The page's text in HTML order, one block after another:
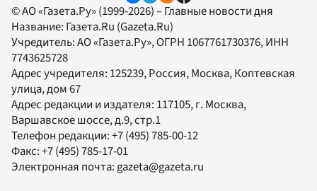
© АО «Газета.Ру» (1999-2026) – Главные новости дня
Название: Газета.Ru (Gazeta.Ru)
Учредитель:АО «Газета.Ру», ОГРН 1067761730376, ИНН
7743625728
Адрес учредителя: 125239, Россия, Москва, Коптевская
улица, дом 67
Адрес редакции и издателя: 117105, г. Москва,
Варшавское шоссе, д.9, стр.1
Телефон редакции:+7 (495) 785-00-12
Факс:+7 (495) 785-17-01
Электронная почта:gazeta@gazeta.ru